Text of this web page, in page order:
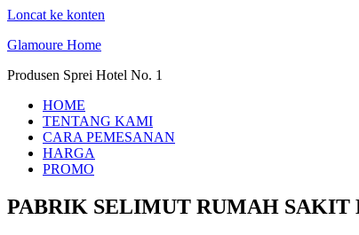
Loncat ke konten
Glamoure Home
Produsen Sprei Hotel No. 1
HOME
TENTANG KAMI
CARA PEMESANAN
HARGA
PROMO
PABRIK SELIMUT RUMAH SAKIT